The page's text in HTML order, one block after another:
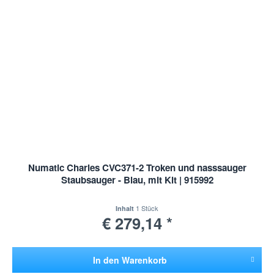
Numatic Charles CVC371-2 Troken und nasssauger
Staubsauger - Blau, mit Kit | 915992
Inhalt 1 Stück
€ 279,14 *
In den Warenkorb